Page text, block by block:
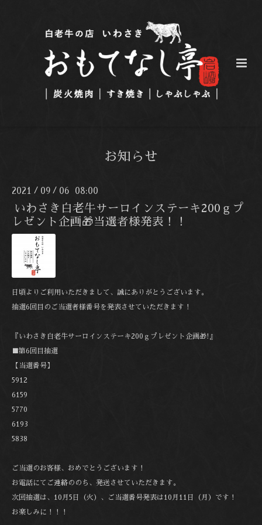
お知らせ
2021 / 09 / 06 08:00
いわさき白老牛サーロインステーキ200ｇプ
レゼント企画🎁当選者様発表！！
日頃よりご利用いただきまして、誠にありがとうございます。
抽選6回目のご当選者様番号を発表させていただきます！
『いわさき白老牛サーロインステーキ200ｇプレゼント企画🎁!』
■第6回目抽選
【当選番号】
5912
6159
5770
6193
5838
ご当選のお客様、おめでとうございます！
お電話にてご連絡ののち、発送させていただきます。
次回抽選は、10月5日（火）、ご当選番号発表は10月11日（月）です！
お楽しみに！！！